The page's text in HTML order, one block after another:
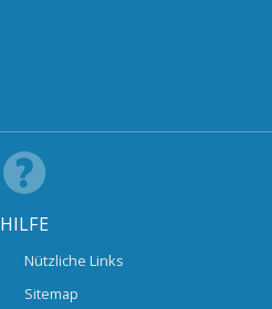
HILFE
Nützliche Links
Sitemap